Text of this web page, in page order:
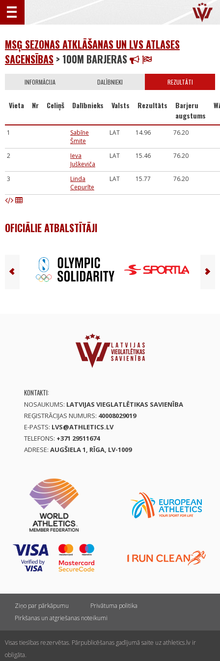
MSĢ SEZONAS ATKLĀŠANAS UN LVS ATLASES
SACENSĪBAS > 100M BARJERAS
INFORMĀCIJA DALĪBNIEKI REZULTĀTI
Vieta Nr Celiņš Dalībnieks Valsts Rezultāts
Barjeru
augstums
1
Sabīne
Šmite
LAT 14.96 76.20
2
Ieva
Juškeviča
LAT 15.46 76.20
3
Linda
Cepurīte
LAT 15.77 76.20
OFICIĀLIE ATBALSTĪTĀJI
KONTAKTI:
NOSAUKUMS: LATVIJAS VIEGLATLĒTIKAS SAVIENĪBA
REĢISTRĀCIJAS NUMURS: 40008029019
E-PASTS: LVS@ATHLETICS.LV
TELEFONS: +371 29511674
ADRESE: AUGŠIELA 1, RĪGA, LV-1009
Ziņo par pārkāpumu
Privātuma politika
Pirkšanas un atgriešanas noteikumi
Visas tiesības rezervētas. Pārpublicēšanas gadījumā saite uz athletics.lv ir
obligāta.